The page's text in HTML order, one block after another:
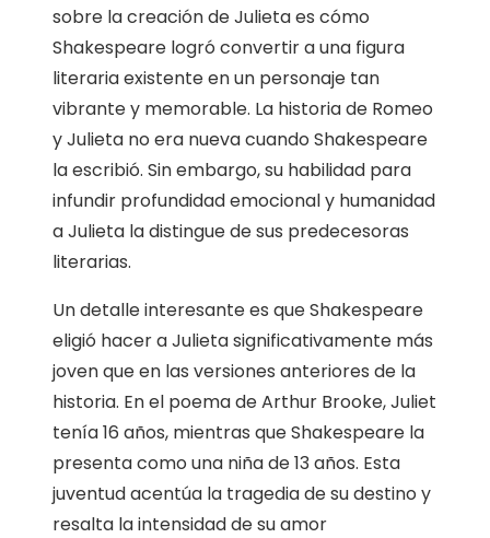
sobre la creación de Julieta es cómo
Shakespeare logró convertir a una figura
literaria existente en un personaje tan
vibrante y memorable. La historia de Romeo
y Julieta no era nueva cuando Shakespeare
la escribió. Sin embargo, su habilidad para
infundir profundidad emocional y humanidad
a Julieta la distingue de sus predecesoras
literarias.
Un detalle interesante es que Shakespeare
eligió hacer a Julieta significativamente más
joven que en las versiones anteriores de la
historia. En el poema de Arthur Brooke, Juliet
tenía 16 años, mientras que Shakespeare la
presenta como una niña de 13 años. Esta
juventud acentúa la tragedia de su destino y
resalta la intensidad de su amor